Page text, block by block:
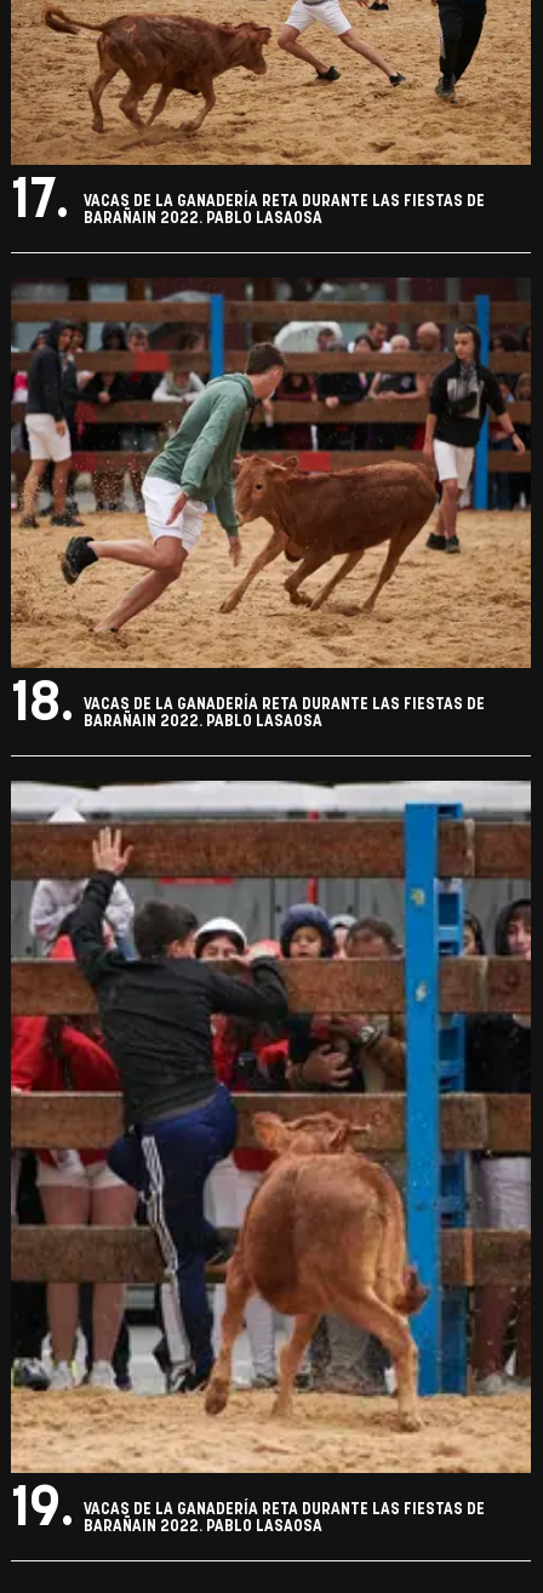
17.
VACAS DE LA GANADERÍA RETA DURANTE LAS FIESTAS DE
BARAÑAIN 2022. PABLO LASAOSA
18.
VACAS DE LA GANADERÍA RETA DURANTE LAS FIESTAS DE
BARAÑAIN 2022. PABLO LASAOSA
19.
VACAS DE LA GANADERÍA RETA DURANTE LAS FIESTAS DE
BARAÑAIN 2022. PABLO LASAOSA